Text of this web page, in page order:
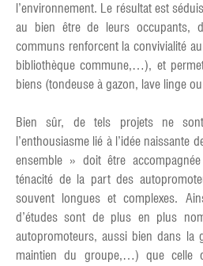
l’environnement. Le résultat est
au bien être de leurs occupants,
communs renforcent la convivialité
bibliothèque commune,…), et
biens (tondeuse à gazon, lave linge
Bien sûr, de tels projets ne
l’enthousiasme lié à l’idée naissante
ensemble » doit être
ténacité de la part des
souvent longues et complexes.
d’études sont de plus en plus
autopromoteurs, aussi bien dans la
maintien du groupe,…) que celle